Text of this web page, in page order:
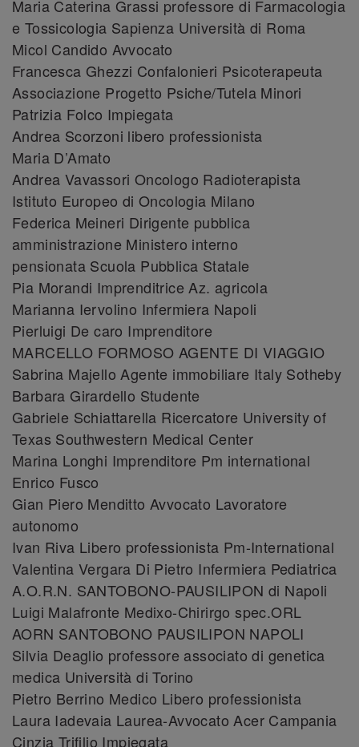
Maria Caterina Grassi professore di Farmacologia
e Tossicologia Sapienza Università di Roma
Micol Candido Avvocato
Francesca Ghezzi Confalonieri Psicoterapeuta
Associazione Progetto Psiche/Tutela Minori
Patrizia Folco Impiegata
Andrea Scorzoni libero professionista
Maria D’Amato
Andrea Vavassori Oncologo Radioterapista
Istituto Europeo di Oncologia Milano
Federica Meineri Dirigente pubblica
amministrazione Ministero interno
pensionata Scuola Pubblica Statale
Pia Morandi Imprenditrice Az. agricola
Marianna Iervolino Infermiera Napoli
Pierluigi De caro Imprenditore
MARCELLO FORMOSO AGENTE DI VIAGGIO
Sabrina Majello Agente immobiliare Italy Sotheby
Barbara Girardello Studente
Gabriele Schiattarella Ricercatore University of
Texas Southwestern Medical Center
Marina Longhi Imprenditore Pm international
Enrico Fusco
Gian Piero Menditto Avvocato Lavoratore
autonomo
Ivan Riva Libero professionista Pm-International
Valentina Vergara Di Pietro Infermiera Pediatrica
A.O.R.N. SANTOBONO-PAUSILIPON di Napoli
Luigi Malafronte Medixo-Chirirgo spec.ORL
AORN SANTOBONO PAUSILIPON NAPOLI
Silvia Deaglio professore associato di genetica
medica Università di Torino
Pietro Berrino Medico Libero professionista
Laura Iadevaia Laurea-Avvocato Acer Campania
Cinzia Trifilio Impiegata